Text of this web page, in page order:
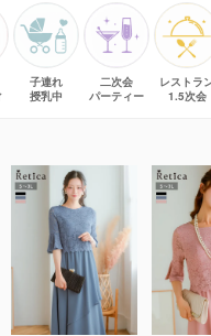
子連れ
授乳中
二次会
パーティー
レストラ
1.5次会